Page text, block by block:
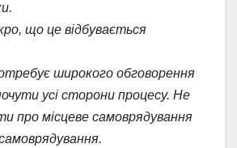
що це відбувається
широкого обговорення
усі сторони процесу. Не
про місцеве самоврядування